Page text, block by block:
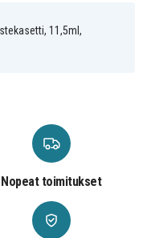
11,5ml,
Nopeat toimitukset